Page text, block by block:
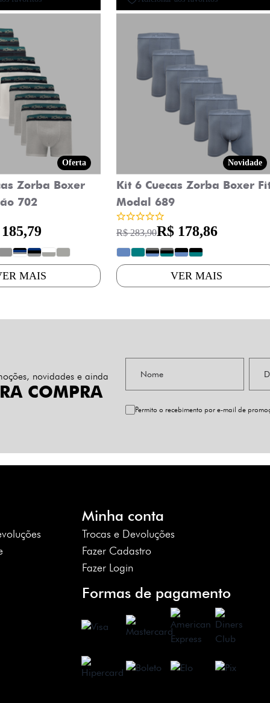
Oferta
Zorba Boxer
702
? ? ?
MAIS
Novidade
Kit 6 Cuecas Zorba Boxer
Modal 689
R$ 283,90R$ 178,86
? ? ? ?
VER MAIS
novidades e ainda
COMPRA
Permito o recebimento por e-mail de
Minha conta
Trocas e Devoluções
Fazer Cadastro
Fazer Login
Formas de pagamento